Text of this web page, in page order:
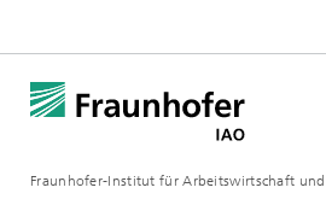
Fraunhofer-Institut für Arbeitswirtschaft